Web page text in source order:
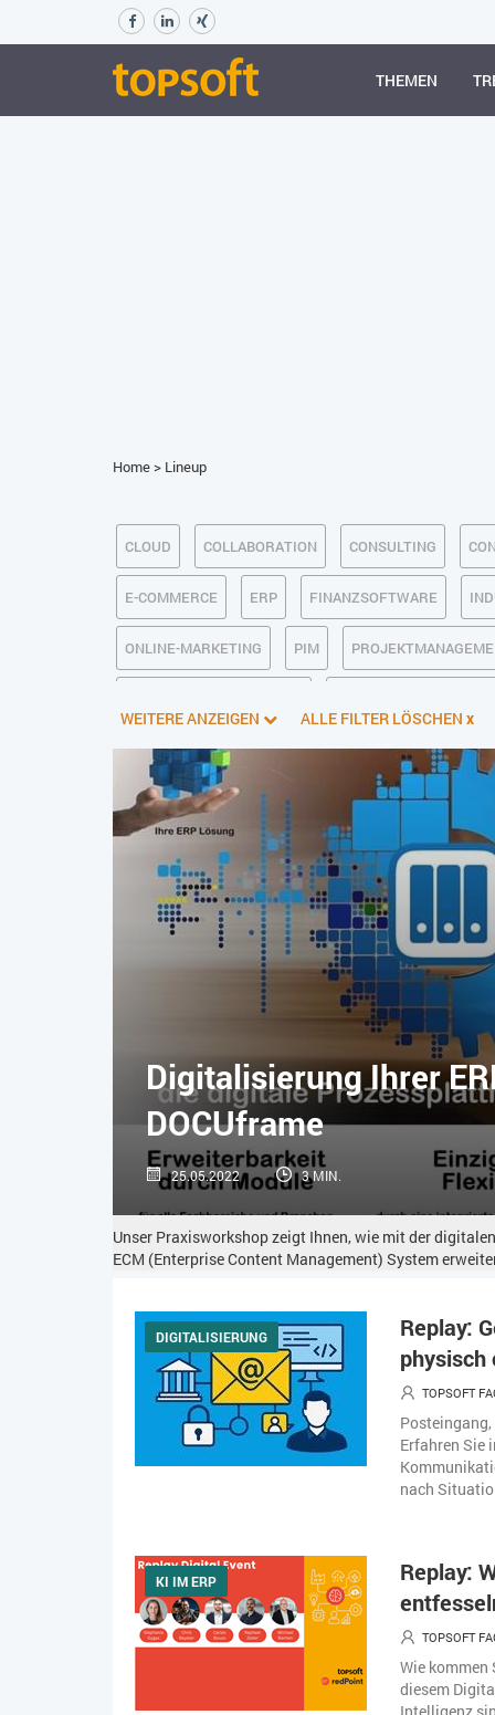
THEMEN
Home> Lineup
CLOUD COLLABORATION CONSULTING
E-COMMERCE ERP FINANZSOFTWARE
ONLINE-MARKETING PIM
WEITERE ANZEIGEN ALLE FILTER LÖSCHEN x
Digitalisierung Ihrer
DOCUframe
25.05.2022 3 MIN.
Unser Praxisworkshop zeigt Ihnen, wie mit der
ECM (Enterprise Content Management) System
DIGITALISIERUNG
Replay:
physisch
TOPSOFT
Erfahren Sie
nach
KI IM ERP
Replay:
TOPSOFT
Wie kommen
diesem